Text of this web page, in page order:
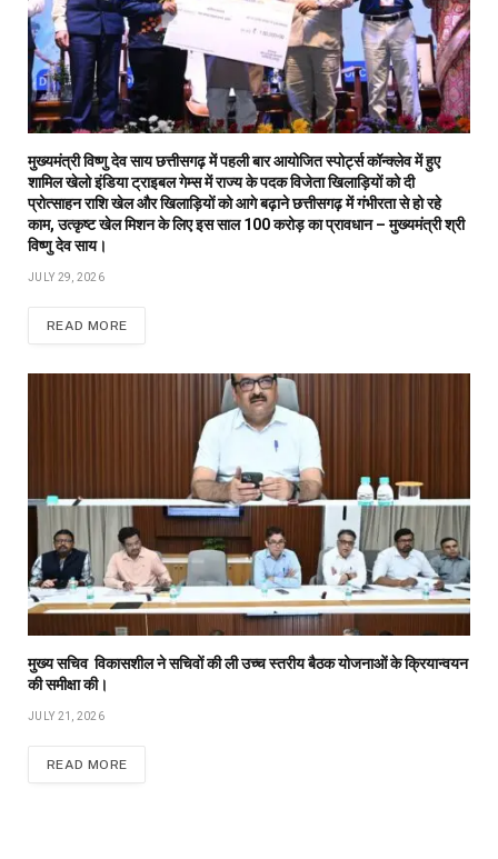
मुख्यमंत्री विष्णु देव साय छत्तीसगढ़ में पहली बार आयोजित स्पोर्ट्स कॉन्क्लेव में हुए
शामिल खेलो इंडिया ट्राइबल गेम्स में राज्य के पदक विजेता खिलाड़ियों को दी
प्रोत्साहन राशि खेल और खिलाड़ियों को आगे बढ़ाने छत्तीसगढ़ में गंभीरता से हो रहे
काम, उत्कृष्ट खेल मिशन के लिए इस साल 100 करोड़ का प्रावधान – मुख्यमंत्री श्री
विष्णु देव साय।
JULY 29, 2026
READ MORE
मुख्य सचिव विकासशील ने सचिवों की ली उच्च स्तरीय बैठक योजनाओं के क्रियान्वयन
की समीक्षा की।
JULY 21, 2026
READ MORE